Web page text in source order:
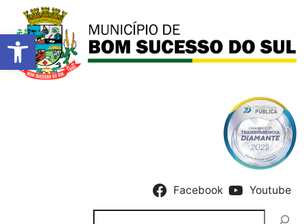
Barra de Ferramentas
Facebook Youtube